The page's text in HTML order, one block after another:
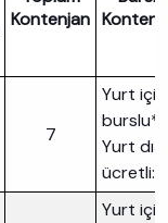
Kontenjan
7
Yurt içi
burslu*:
Yurt dışı
ücretli: 2
Yurt içi